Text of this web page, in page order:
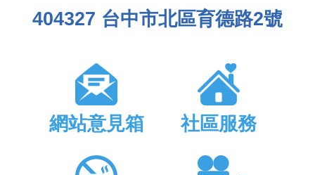
404327 台中市北區育德路2號
網站意見箱 社區服務